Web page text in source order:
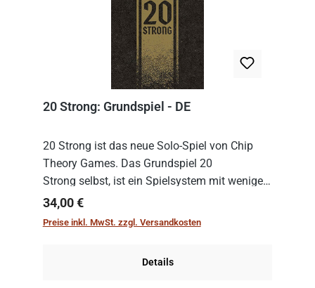
20 Strong: Grundspiel - DE
20 Strong ist das neue Solo-Spiel von Chip
Theory Games. Das Grundspiel 20
Strong selbst, ist ein Spielsystem mit wenigen,
einfachen Regeln. Um es zu spielen, muss es
immer mit einem Themenset ergänzt werden.
Regulärer Preis:
34,00 €
Preise inkl. MwSt. zzgl. Versandkosten
Details